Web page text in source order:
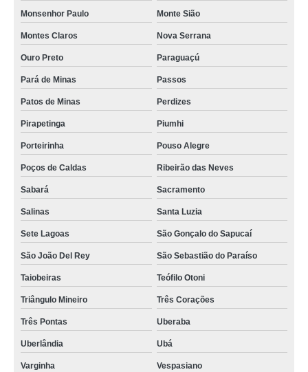
Monsenhor Paulo Monte Sião
Montes Claros Nova Serrana
Ouro Preto Paraguaçú
Pará de Minas Passos
Patos de Minas Perdizes
Pirapetinga Piumhi
Porteirinha Pouso Alegre
Poços de Caldas Ribeirão das Neves
Sabará Sacramento
Salinas Santa Luzia
Sete Lagoas São Gonçalo do Sapucaí
São João Del Rey São Sebastião do Paraíso
Taiobeiras Teófilo Otoni
Triângulo Mineiro Três Corações
Três Pontas Uberaba
Uberlândia Ubá
Varginha Vespasiano